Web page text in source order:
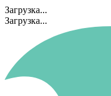
Загрузка...
Загрузка...